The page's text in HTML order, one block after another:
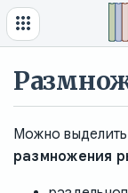
Можно
размножения